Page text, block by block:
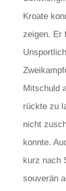
Kroate
zeigen. Er
Mitschuld
rückte zu
nicht
konnte.
kurz nach
souverän